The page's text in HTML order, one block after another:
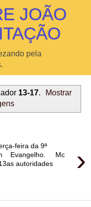
JOÃO
pela
13-17.
Mostrar
›
feira da 9ª
Evangelho. Mc
autoridades